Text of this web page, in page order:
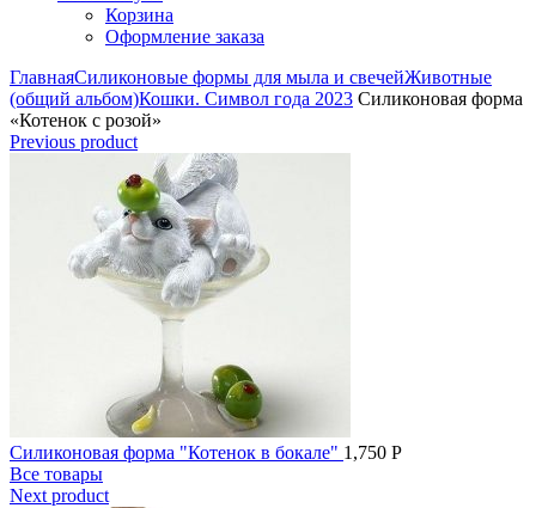
Корзина
Оформление заказа
ГлавнаяСиликоновые формы для мыла и свечейЖивотные
(общий альбом)Кошки. Символ года 2023 Силиконовая форма
«Котенок с розой»
Previous product
Силиконовая форма "Котенок в бокале" 1,750 Р
Все товары
Next product